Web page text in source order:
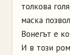
толкова
маска
Вонегът е
И в този